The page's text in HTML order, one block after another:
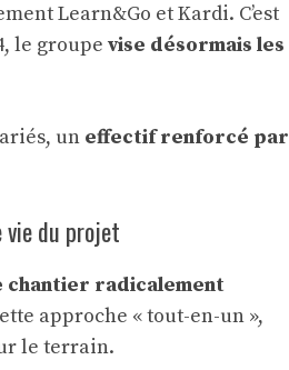
Learn&Go et Kardi. C’est
le groupe vise désormais les
un effectif renforcé par
vie du projet
chantier radicalement
approche « tout-en-un »,
le terrain.